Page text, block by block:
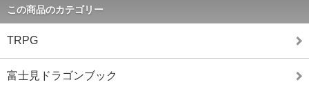
この商品のカテゴリー
TRPG
富士見ドラゴンブック